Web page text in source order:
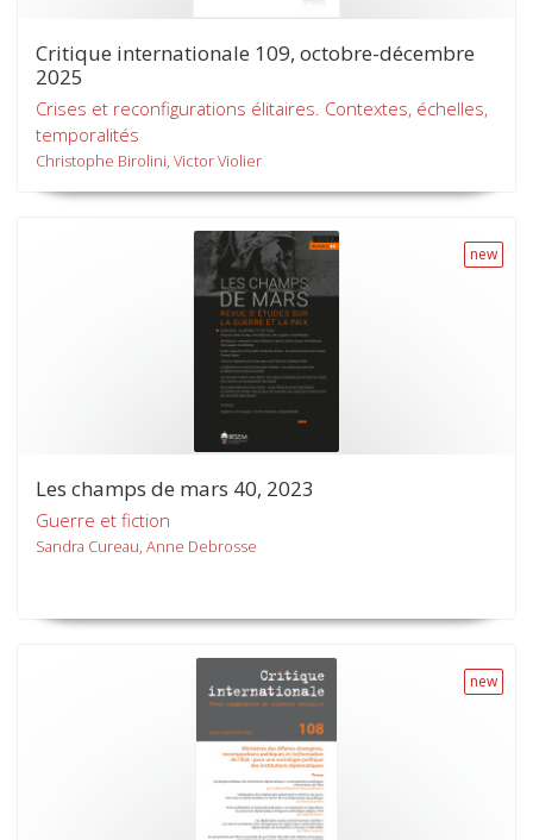
Critique internationale 109, octobre-décembre
2025
Crises et reconfigurations élitaires. Contextes, échelles,
temporalités
Christophe Birolini, Victor Violier
new
Les champs de mars 40, 2023
Guerre et fiction
Sandra Cureau, Anne Debrosse
new